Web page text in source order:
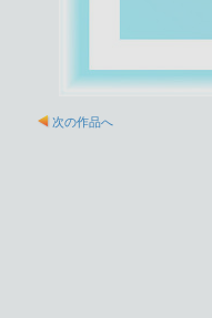
次の作品へ